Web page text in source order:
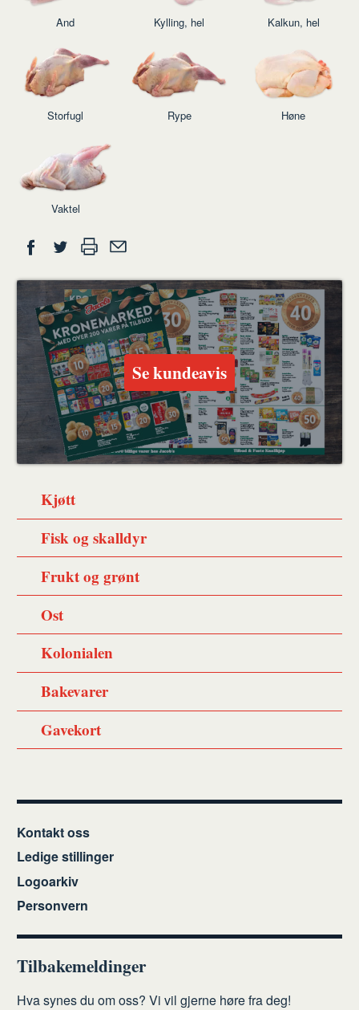
And Kylling, hel Kalkun, hel
Storfugl Rype Høne
Vaktel
Del
på
Facebook
på
Twitter
ut en
venn
Se kundeavis
Kjøtt
Fisk og skalldyr
Frukt og grønt
Ost
Kolonialen
Bakevarer
Gavekort
Kontakt oss
Ledige stillinger
Logoarkiv
Personvern
Tilbakemeldinger
Hva synes du om oss? Vi vil gjerne høre fra deg!